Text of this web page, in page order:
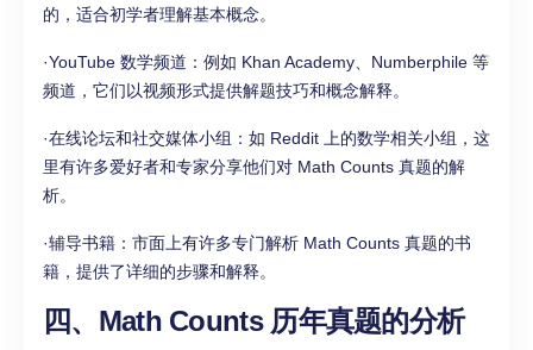
的，适合初学者理解基本概念。
·YouTube 数学频道：例如 Khan Academy、Numberphile 等
频道，它们以视频形式提供解题技巧和概念解释。
·在线论坛和社交媒体小组：如 Reddit 上的数学相关小组，这
里有许多爱好者和专家分享他们对 Math Counts 真题的解
析。
·辅导书籍：市面上有许多专门解析 Math Counts 真题的书
籍，提供了详细的步骤和解释。
四、Math Counts 历年真题的分析